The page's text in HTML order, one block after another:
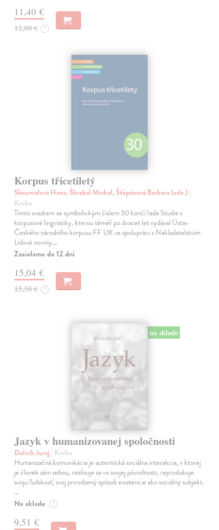
11,40 €
12,00 € ?
Korpus třicetiletý
Skoumalová Hana, Škrabal Michal, Štěpánová Barbora (eds.)|
Kniha
Tímto svazkem se symbolickým číslem 30 končí řada Studie z
korpusové lingvistiky, kterou téměř po dvacet let vydával Ústav
Českého národního korpusu FF UK ve spolupráci s Nakladatelstvím
Lidové noviny.…
Zasielame do 12 dní
15,04 €
15,50 € ?
na sklade
Jazyk v humanizovanej spoločnosti
Dolník Juraj | Kniha
Humanizačná komunikácia je autentická sociálna interakcia, v ktorej
je človek sám sebou, realizuje sa vo svojej pôvodnosti, reprodukuje
svoju ľudskosť, svoj prirodzený spôsob existencie ako sociálny subjekt.
…
Na sklade ?
9,51 €